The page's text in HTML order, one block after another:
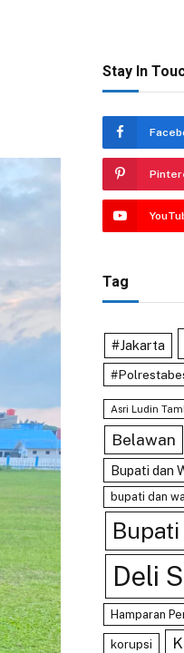
Stay In
Tag
#Jakarta
Asri Ludin
Belawan
Bupati dan
bupati dan
Deli
Hamparan
korupsi